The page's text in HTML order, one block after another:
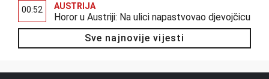
00:52 AUSTRIJA
Horor u Austriji: Na ulici napastvovao djevojčicu
Sve najnovije vijesti